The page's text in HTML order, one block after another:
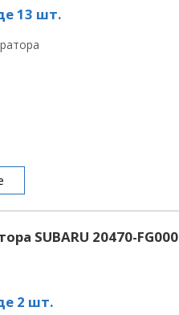
13 шт.
SUBARU 20470-FG000
2 шт.